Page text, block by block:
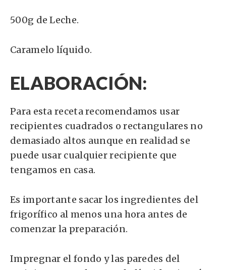
500g de Leche.
Caramelo líquido.
ELABORACIÓN:
Para esta receta recomendamos usar
recipientes cuadrados o rectangulares no
demasiado altos aunque en realidad se
puede usar cualquier recipiente que
tengamos en casa.
Es importante sacar los ingredientes del
frigorífico al menos una hora antes de
comenzar la preparación.
Impregnar el fondo y las paredes del